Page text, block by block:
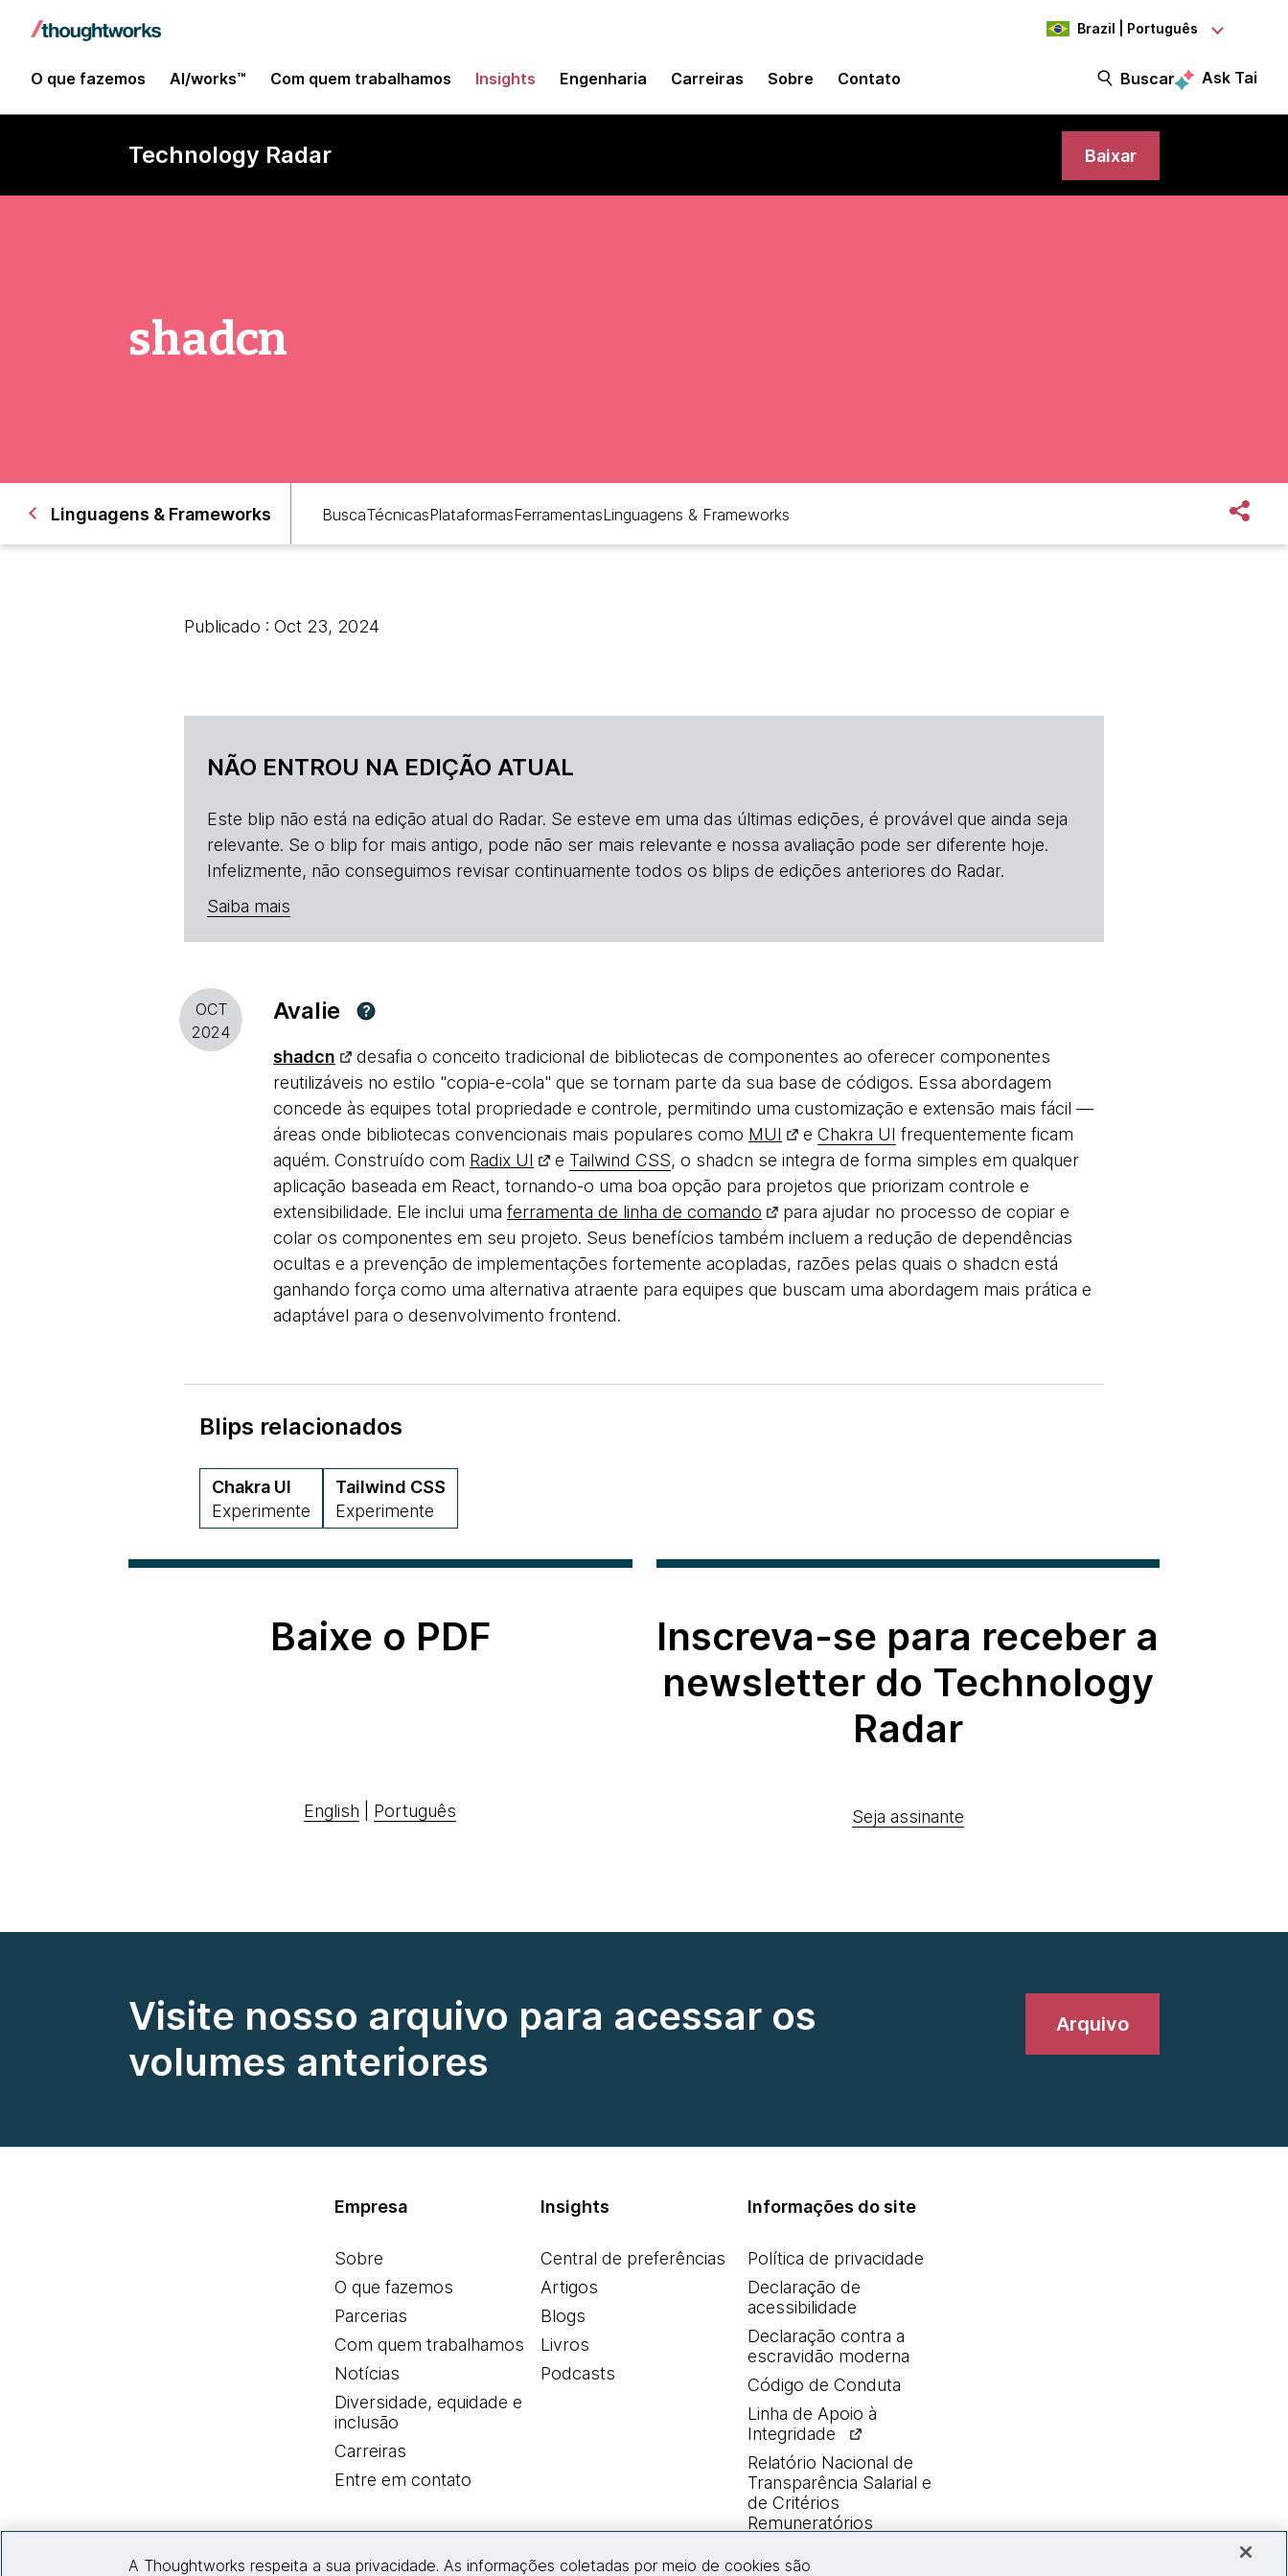
Brazil | Português
O que fazemos AI/works™ Com quem trabalhamos Insights Engenharia Carreiras Sobre Contato Buscar Ask Tai
Technology Radar Baixar
shadcn
Linguagens & Frameworks BuscaTécnicasPlataformasFerramentasLinguagens & Frameworks
Publicado : Oct 23, 2024
NÃO ENTROU NA EDIÇÃO ATUAL
Este blip não está na edição atual do Radar. Se esteve em uma das últimas edições, é provável que ainda seja
relevante. Se o blip for mais antigo, pode não ser mais relevante e nossa avaliação pode ser diferente hoje.
Infelizmente, não conseguimos revisar continuamente todos os blips de edições anteriores do Radar.
Saiba mais
OCT
2024
Avalie ?
shadcn
desafia o conceito tradicional de bibliotecas de componentes ao oferecer componentes
reutilizáveis no estilo "copia-e-cola" que se tornam parte da sua base de códigos. Essa abordagem
concede às equipes total propriedade e controle, permitindo uma customização e extensão mais fácil —
áreas onde bibliotecas convencionais mais populares como MUI e Chakra UI frequentemente ficam
aquém. Construído com Radix UI e Tailwind CSS, o shadcn se integra de forma simples em qualquer
aplicação baseada em React, tornando-o uma boa opção para projetos que priorizam controle e
extensibilidade. Ele inclui uma ferramenta de linha de comando
para ajudar no processo de copiar e
colar os componentes em seu projeto. Seus benefícios também incluem a redução de dependências
ocultas e a prevenção de implementações fortemente acopladas, razões pelas quais o shadcn está
ganhando força como uma alternativa atraente para equipes que buscam uma abordagem mais prática e
adaptável para o desenvolvimento frontend.
Blips relacionados
Chakra UI
Experimente
Tailwind CSS
Experimente
Baixe o PDF
English Português
Inscreva-se para receber a
newsletter do Technology
Radar
Seja assinante
Visite nosso arquivo para acessar os
volumes anteriores
Arquivo
Empresa
Sobre
O que fazemos
Parcerias
Com quem trabalhamos
Notícias
Diversidade, equidade e
inclusão
Carreiras
Entre em contato
Insights
Central de preferências
Artigos
Blogs
Livros
Podcasts
Informações do site
Política de privacidade
Declaração de
acessibilidade
Declaração contra a
escravidão moderna
Código de Conduta
Linha de Apoio à
Integridade
Relatório Nacional de
Transparência Salarial e
de Critérios
Remuneratórios
Entre em contato
A Thoughtworks respeita a sua privacidade. As informações coletadas por meio de cookies são